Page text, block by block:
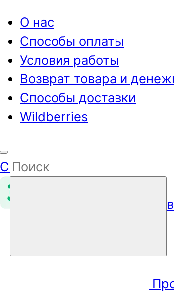
О нас
Способы оплаты
Условия работы
Возврат товара и
Способы доставки
Wildberries
Сеть оптово-розничных